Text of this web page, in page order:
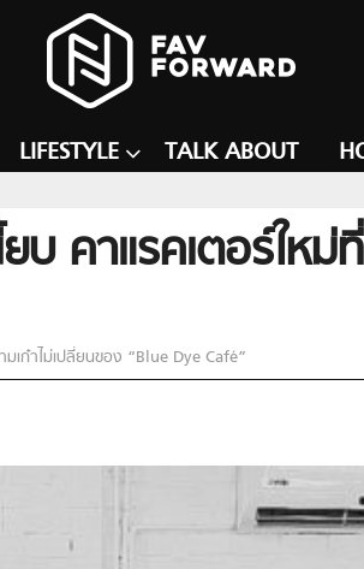
LIFESTYLE TALK ABOUT
คาแรคเตอร์ใหม่
เก๋าไม่เปลี่ยนของ “Blue Dye Café”